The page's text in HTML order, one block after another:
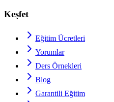
Keşfet
Eğitim Ücretleri
Yorumlar
Ders Örnekleri
Blog
Garantili Eğitim